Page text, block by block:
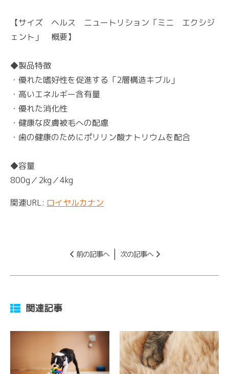
【サイズ ヘルス ニュートリション「ミニ エクシジ
ェント」 概要】
◆製品特徴
・優れた嗜好性を促進する「2層構造キブル」
・高いエネルギー含有量
・優れた消化性
・健康な皮膚被毛への配慮
・歯の健康のためにポリリン酸ナトリウムを配合
◆容量
800g／2kg／4kg
関連URL: ロイヤルカナン
前の記事へ 次の記事へ
関連記事